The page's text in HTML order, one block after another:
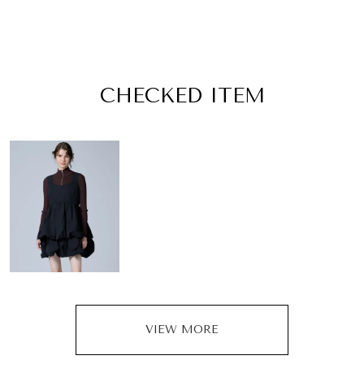
CHECKED ITEM
VIEW MORE